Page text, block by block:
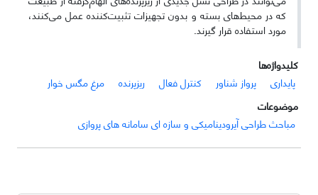
که در محیط‌های بسته و بدون تجهیزات تثبیت‌کننده عمل می‌کنند،
مورد استفاده قرار گیرند.
کلیدواژه‌ها
پایداری
پرواز شناور کنترل فعال ریزپرنده
مرغ مگس خوار
موضوعات
مباحث طراحی آیرودینامیکی و سازه ای سامانه های پروازی